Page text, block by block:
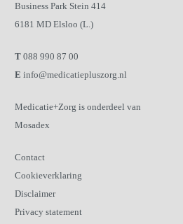
Business Park Stein 414
6181 MD Elsloo (L.)
T 088 990 87 00
E info@medicatiepluszorg.nl
Medicatie+Zorg is onderdeel van
Mosadex
Contact
Cookieverklaring
Disclaimer
Privacy statement